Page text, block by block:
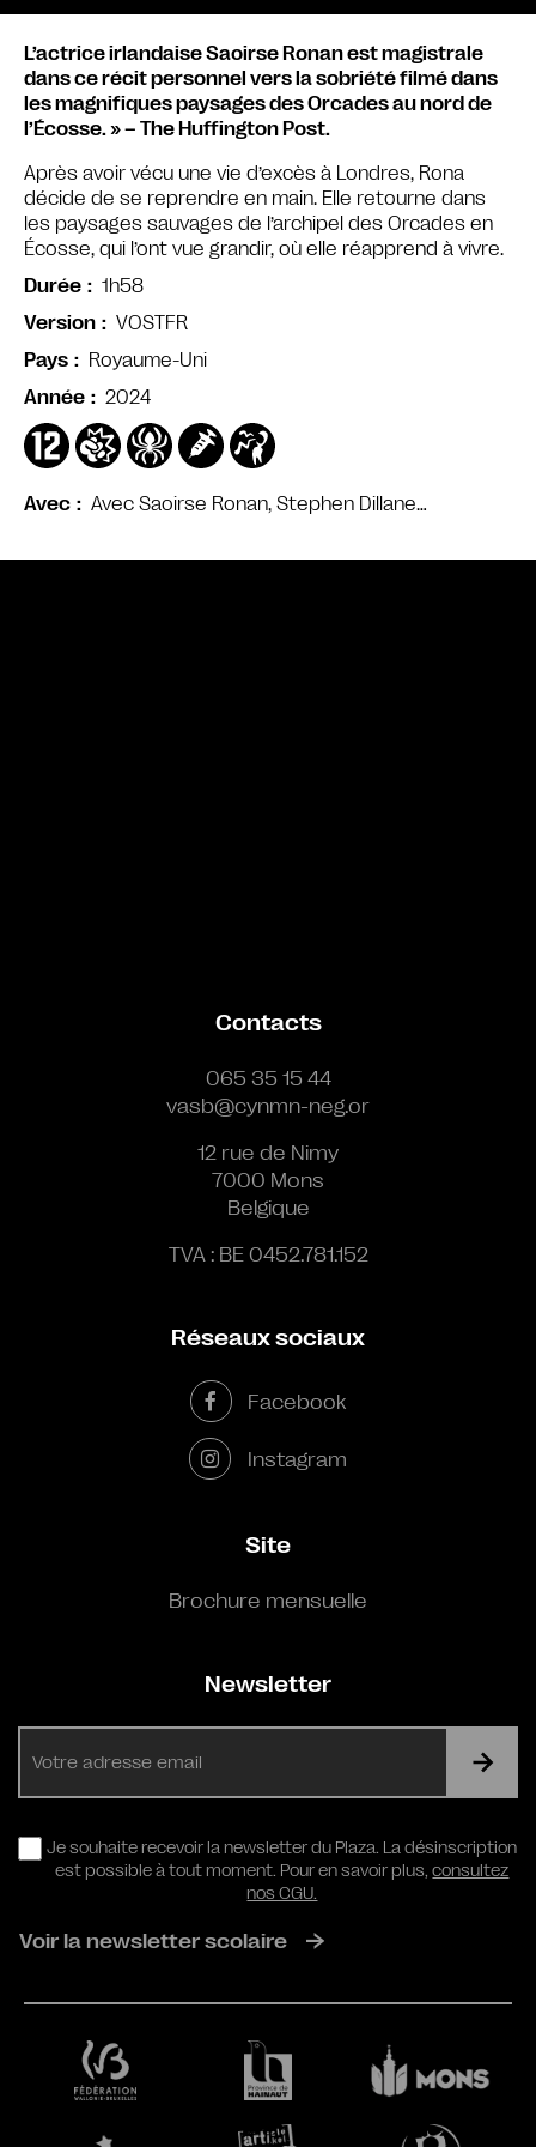
Avec Avec Saoirse Ronan, Stephen Dillane…
L’actrice irlandaise Saoirse Ronan est magistrale
dans ce récit personnel vers la sobriété filmé dans
les magnifiques paysages des Orcades au nord de
l’Écosse. » – The Huffington Post.
Après avoir vécu une vie d’excès à Londres, Rona
décide de se reprendre en main. Elle retourne dans
les paysages sauvages de l’archipel des Orcades en
Écosse, qui l’ont vue grandir, où elle réapprend à vivre.
Durée
1h58
Version
VOSTFR
Pays
Royaume-Uni
Année
2024
Contacts
065 35 15 44
vasb@cynmn-neg.or
12 rue de Nimy
7000 Mons
Belgique
TVA : BE 0452.781.152
Réseaux sociaux
Facebook
Instagram
Site
Brochure mensuelle
Newsletter
RGPD
Je souhaite recevoir la newsletter du Plaza. La désinscription
est possible à tout moment. Pour en savoir plus,consultez
nos CGU.
Voir la newsletter scolaire